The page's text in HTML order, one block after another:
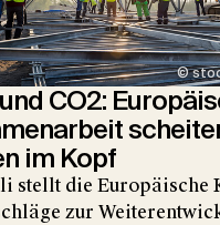
©
CO2:
im Kopf
stellt die Europäische
zur